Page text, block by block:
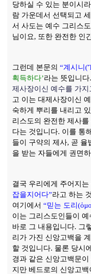
당하실 수 있는 분이시
람 가운데서 선택되고
서 사도는 예수 그리스
님이요, 또한 완전한 인
그런데 본문의 “계시니 (
획득하다’라는 뜻입니다.
제사장이신 예수를 가지
고 이는 대제사장이신
숙하게 뿌리를 내리고
리스도의 완전한 제사
다는 것입니다. 이를 통
들이 구약의 제사, 곧 율
을 받는 자들에게 권면
결국 우리에게 주어지는
잡을지어다”라고 하는
여기에서 “믿는 도리 (ὁ
이는 그리스도인들이
바로 그 내용입니다. 그
리가 가진 신앙고백을
할 것입니다. 물론 당시
경과 같은 신앙고백문
지만 베드로의 신앙고백